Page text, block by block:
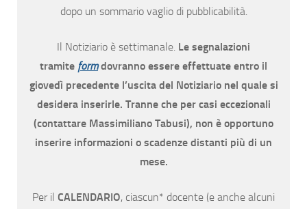
dopo un sommario vaglio di pubblicabilità.
Il Notiziario è settimanale. Le segnalazioni
tramite form dovranno essere effettuate entro il
giovedì precedente l’uscita del Notiziario nel quale si
desidera inserirle. Tranne che per casi eccezionali
(contattare Massimiliano Tabusi), non è opportuno
inserire informazioni o scadenze distanti più di un
mese.
Per il CALENDARIO, ciascun* docente (e anche alcuni